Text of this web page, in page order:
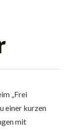
„Frei
einer kurzen
mit